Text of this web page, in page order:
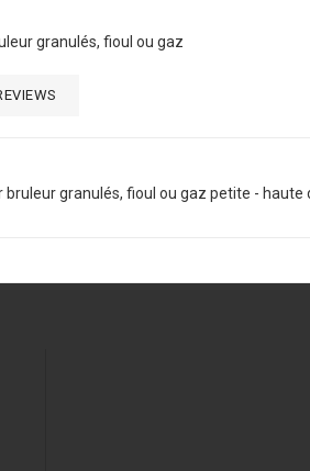
granulés, fioul ou gaz
bruleur granulés, fioul ou gaz petite - haute